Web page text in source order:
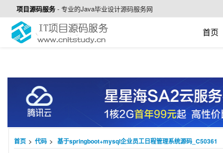
项目源码服务 - 专业的Java毕业设计源码服务网
首页
首页 > 代码 > 基于springboot+mysql企业员工日程管理系统源码_C50361